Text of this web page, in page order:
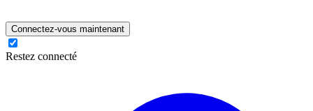
Connectez-vous maintenant
Restez connecté